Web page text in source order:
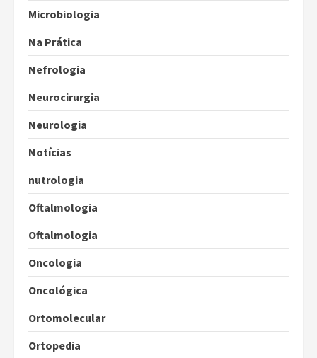
Microbiologia
Na Prática
Nefrologia
Neurocirurgia
Neurologia
Notícias
nutrologia
Oftalmologia
Oftalmologia
Oncologia
Oncológica
Ortomolecular
Ortopedia